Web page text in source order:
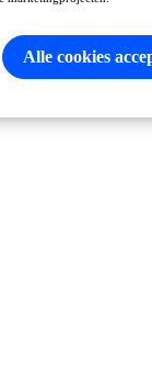
Alle cookies